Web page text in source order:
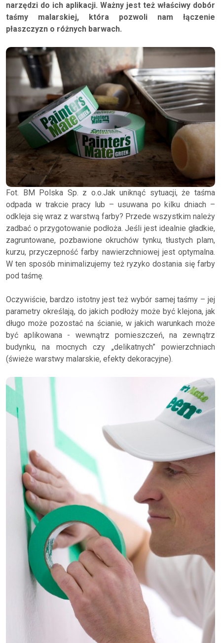
narzędzi do ich aplikacji. Ważny jest też właściwy dobór
taśmy malarskiej, która pozwoli nam łączenie
płaszczyzn o różnych barwach.
Fot. BM Polska Sp. z o.o.Jak uniknąć sytuacji, że taśma
odpada w trakcie pracy lub – usuwana po kilku dniach –
odkleja się wraz z warstwą farby? Przede wszystkim należy
zadbać o przygotowanie podłoża. Jeśli jest idealnie gładkie,
zagruntowane, pozbawione okruchów tynku, tłustych plam,
kurzu, przyczepność farby nawierzchniowej jest optymalna.
W ten sposób minimalizujemy też ryzyko dostania się farby
pod taśmę.
Oczywiście, bardzo istotny jest też wybór samej taśmy – jej
parametry określają, do jakich podłoży może być klejona, jak
długo może pozostać na ścianie, w jakich warunkach może
być aplikowana - wewnątrz pomieszczeń, na zewnątrz
budynku, na mocnych czy „delikatnych” powierzchniach
(świeże warstwy malarskie, efekty dekoracyjne).